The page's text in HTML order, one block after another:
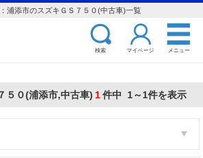
浦添市のスズキＧＳ７５０(中古車)一覧
検索 マイページ メニュー
５０(浦添市,中古車) 1件中 1～1件を表示